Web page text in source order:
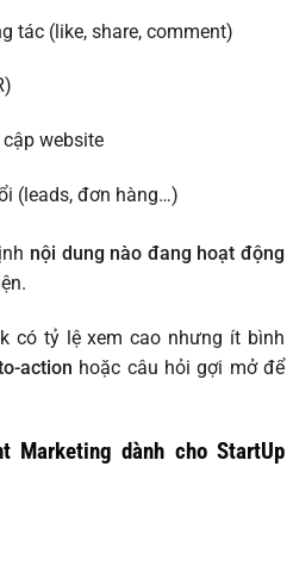
tác (like, share, comment)
website
(leads, đơn hàng…)
nội dung nào đang hoạt động
có tỷ lệ xem cao nhưng ít bình
action hoặc câu hỏi gợi mở để
Marketing dành cho StartUp